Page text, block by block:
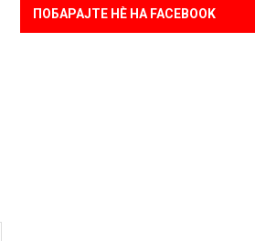
ПОБАРАЈТЕ НÈ НА FACEBOOK